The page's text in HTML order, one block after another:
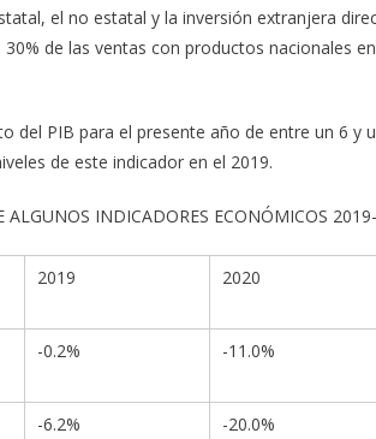
el no estatal y la inversión extranjera
de las ventas con productos nacionales
del PIB para el presente año de entre un 6 y
de este indicador en el 2019.
ALGUNOS INDICADORES ECONÓMICOS
2019 2020
-0.2% -11.0%
-6.2% -20.0%